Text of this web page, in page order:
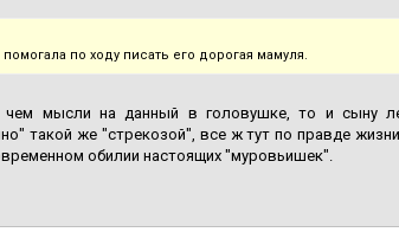
по ходу писать его дорогая мамуля.
чем мысли на данный в головушке, то и сыну
такой же "стрекозой", все ж тут по правде
обилии настоящих "муровьишек".